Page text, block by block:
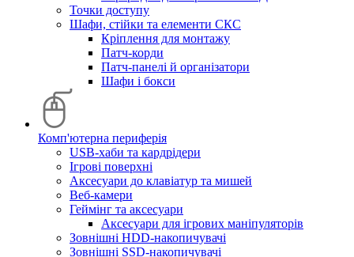
Точки доступу
Шафи, стійки та елементи СКС
Кріплення для монтажу
Патч-корди
Патч-панелі й організатори
Шафи і бокси
Комп'ютерна периферія
USB-хаби та кардрідери
Ігрові поверхні
Аксесуари до клавіатур та мишей
Веб-камери
Геймінг та аксесуари
Аксесуари для ігрових маніпуляторів
Зовнішні HDD-накопичувачі
Зовнішні SSD-накопичувачі